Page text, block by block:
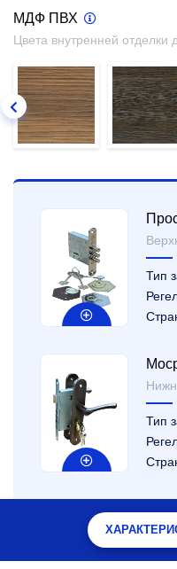
МДФ ПВХ
Цвета внутренней отделки
Тип
Тип